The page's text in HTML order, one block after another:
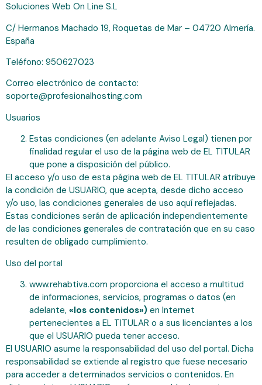
Soluciones Web On Line S.L
C/ Hermanos Machado 19, Roquetas de Mar – 04720 Almería.
España
Teléfono: 950627023
Correo electrónico de contacto:
soporte@profesionalhosting.com
Usuarios
Estas condiciones (en adelante Aviso Legal) tienen por
finalidad regular el uso de la página web de EL TITULAR
que pone a disposición del público.
El acceso y/o uso de esta página web de EL TITULAR atribuye
la condición de USUARIO, que acepta, desde dicho acceso
y/o uso, las condiciones generales de uso aquí reflejadas.
Estas condiciones serán de aplicación independientemente
de las condiciones generales de contratación que en su caso
resulten de obligado cumplimiento.
Uso del portal
www.rehabtiva.com proporciona el acceso a multitud
de informaciones, servicios, programas o datos (en
adelante, «los contenidos») en Internet
pertenecientes a EL TITULAR o a sus licenciantes a los
que el USUARIO pueda tener acceso.
El USUARIO asume la responsabilidad del uso del portal. Dicha
responsabilidad se extiende al registro que fuese necesario
para acceder a determinados servicios o contenidos. En